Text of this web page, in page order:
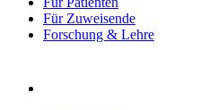
Für Zuweisende
Forschung & Lehre